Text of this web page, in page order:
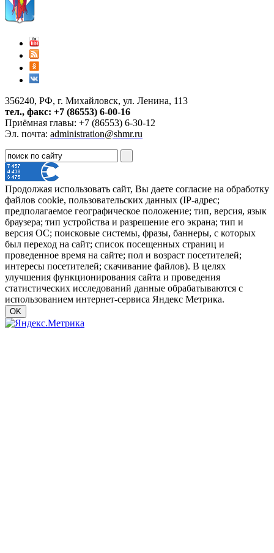
356240, РФ, г. Михайловск, ул. Ленина, 113
тел., факс: +7 (86553) 6-00-16
Приёмная главы: +7 (86553) 6-30-12
Эл. почта: administration@shmr.ru
Продолжая использовать сайт, Вы даете согласие на обработку
файлов cookie, пользовательских данных (IP-адрес;
предполагаемое географическое положение; тип, версия, язык
браузера; тип устройства и разрешение его экрана; тип и
версия ОС; поисковые системы, фразы, баннеры, с которых
был переход на сайт; список посещенных страниц и
проведенное время на сайте; пол и возраст посетителей;
интересы посетителей; скачивание файлов). В целях
улучшения функционирования сайта и проведения
статистических исследований данные обрабатываются с
использованием интернет-сервиса Яндекс Метрика.
OK